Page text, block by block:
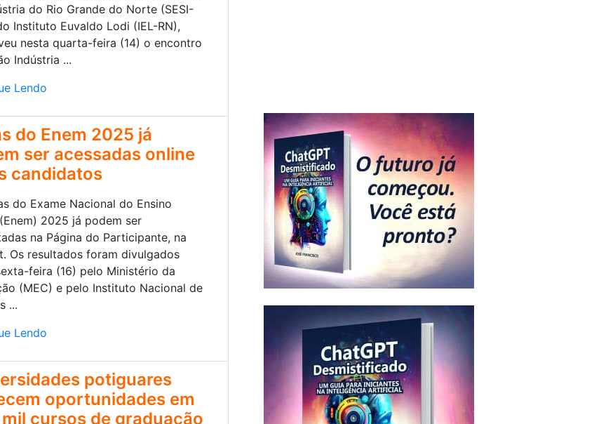
do Rio Grande do Norte (SESI-
Instituto Euvaldo Lodi (IEL-RN),
nesta quarta-feira (14) o encontro
Indústria ...
Lendo
do Enem 2025 já
ser acessadas online
candidatos
do Exame Nacional do Ensino
2025 já podem ser
na Página do Participante, na
Os resultados foram divulgados
feira (16) pelo Ministério da
(MEC) e pelo Instituto Nacional de
...
Lendo
potiguares
oportunidades em
cursos de graduação